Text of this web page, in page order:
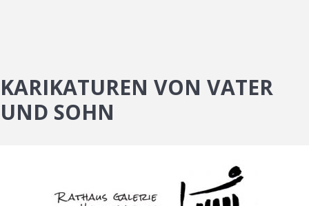
KARIKATUREN VON VATER
UND SOHN